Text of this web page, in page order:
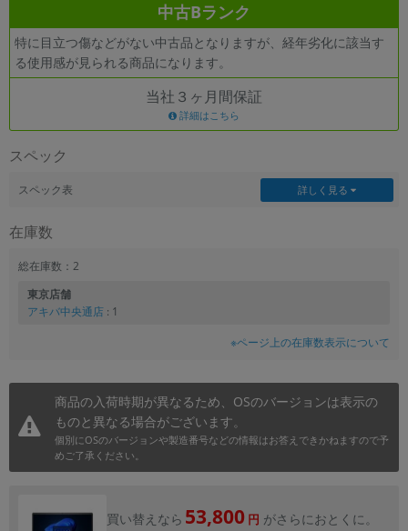
中古Bランク
特に目立つ傷などがない中古品となりますが、経年劣化に該当す
る使用感が見られる商品になります。
当社３ヶ月間保証
詳細はこちら
スペック
スペック表 詳しく見る
在庫数
総在庫数：2
東京店舗
アキバ中央通店 : 1
※ページ上の在庫数表示について
商品の入荷時期が異なるため、OSのバージョンは表示の
ものと異なる場合がございます。
個別にOSのバージョンや製造番号などの情報はお答えできかねますので予
めご了承ください。
買い替えなら 53,800 円 がさらにおとくに。